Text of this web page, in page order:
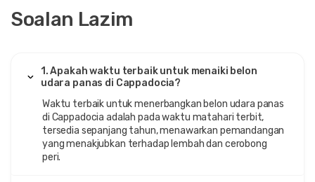
Soalan Lazim
1. Apakah waktu terbaik untuk menaiki belon
udara panas di Cappadocia?
Waktu terbaik untuk menerbangkan belon udara panas
di Cappadocia adalah pada waktu matahari terbit,
tersedia sepanjang tahun, menawarkan pemandangan
yang menakjubkan terhadap lembah dan cerobong
peri.